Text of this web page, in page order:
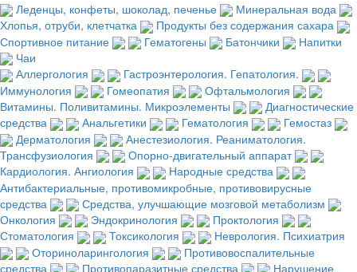
Леденцы, конфеты, шоколад, печенье
Минеральная вода
Хлопья, отруби, клетчатка
Продукты без содержания сахара
Спортивное питание
Гематогены Батончики
Напитки
Чаи
Аллергология
Гастроэнтерология. Гепатология.
Иммунология
Гомеопатия
Офтальмология
Витамины. Поливитамины. Микроэлементы
Диагностические
средства
Анальгетики Гематология
Гемостаз
Дерматология
Анестезиология. Реаниматология.
Трансфузиология
Опорно-двигательный аппарат
Кардиология. Ангиология
Народные средства
Антибактериальные, противомикробные, противовирусные
средства
Средства, улучшающие мозговой метаболизм
Онкология
Эндокринология
Проктология
Стоматология
Токсикология
Неврология. Психиатрия
Оториноларингология
Противовоспалительные
средства
Противопаразитные средства
Нарушение